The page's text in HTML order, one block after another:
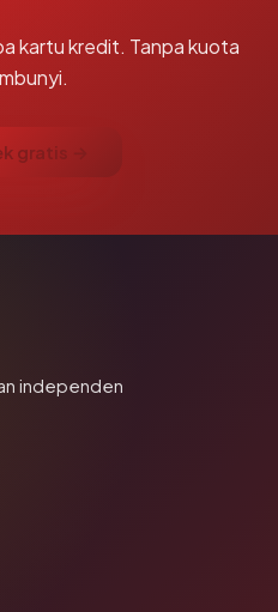
kartu kredit. Tanpa kuota
gratis →
independen